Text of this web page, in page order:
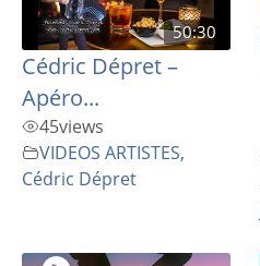
50:30
Cédric Dépret –
Apéro...
45views
VIDEOS ARTISTES,
Cédric Dépret